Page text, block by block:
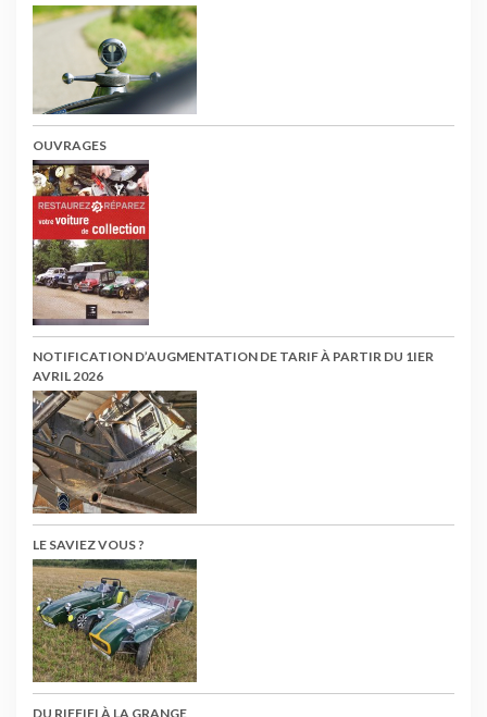
OUVRAGES
NOTIFICATION D’AUGMENTATION DE TARIF À PARTIR DU 1IER
AVRIL 2026
LE SAVIEZ VOUS ?
DU RIFFIFI À LA GRANGE